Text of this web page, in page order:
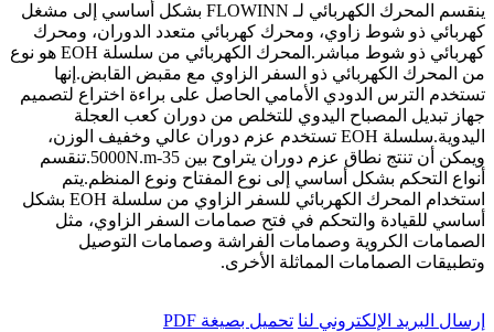
ينقسم المحرك الكهربائي لـ FLOWINN بشكل أساسي إلى مشغل
كهربائي ذو شوط زاوي، ومحرك كهربائي متعدد الدوران، ومحرك
كهربائي ذو شوط مباشر.المحرك الكهربائي من سلسلة EOH هو نوع
من المحرك الكهربائي ذو السفر الزاوي مع مقبض القابض.إنها
تستخدم الترس الدودي الأمامي الحاصل على براءة اختراع لتصميم
جهاز تبديل المصباح اليدوي للتخلص من دوران كعب العجلة
اليدوية.سلسلة EOH تستخدم عزم دوران عالي وخفيف الوزن،
ويمكن أن تنتج نطاق عزم دوران يتراوح بين 35-5000N.m.تنقسم
أنواع التحكم بشكل أساسي إلى نوع المفتاح ونوع المنظم.يتم
استخدام المحرك الكهربائي للسفر الزاوي من سلسلة EOH بشكل
أساسي للقيادة والتحكم في فتح صمامات السفر الزاوي، مثل
الصمامات الكروية وصمامات الفراشة وصمامات التوصيل
وتطبيقات الصمامات المماثلة الأخرى.
إرسال البريد الإلكتروني لنا تحميل بصيغة PDF